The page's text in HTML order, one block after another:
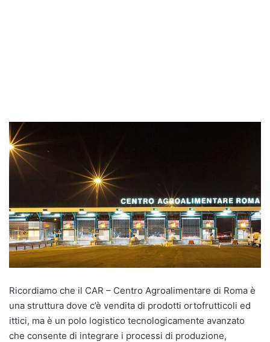
Ricordiamo che il CAR – Centro Agroalimentare di Roma è
una struttura dove c’è vendita di prodotti ortofrutticoli ed
ittici, ma è un polo logistico tecnologicamente avanzato
che consente di integrare i processi di produzione,